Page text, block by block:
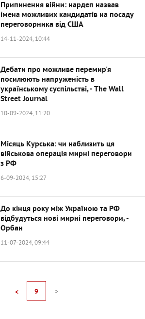
Припинення війни: нардеп назвав
імена можливих кандидатів на посаду
переговорника від США
14-11-2024, 10:44
Дебати про можливе перемир'я
посилюють напруженість в
українському суспільстві, - The Wall
Street Journal
10-09-2024, 11:20
Місяць Курська: чи наблизить ця
військова операція мирні переговори
з РФ
6-09-2024, 15:27
До кінця року між Україною та РФ
відбудуться нові мирні переговори, -
Орбан
11-07-2024, 09:44
< 9 >